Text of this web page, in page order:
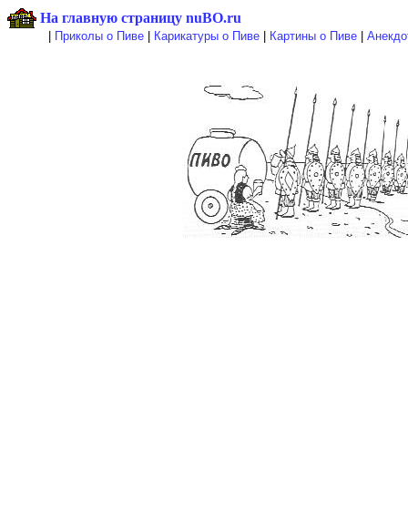
На главную страницу nuBO.ru
Приколы о Пиве| Карикатуры о Пиве| Картины о Пиве